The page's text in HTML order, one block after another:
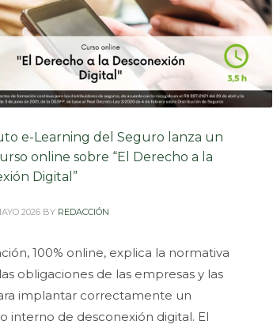
e-Learning del Seguro lanza un
online sobre “El Derecho a la
Digital”
2026 BY REDACCIÓN
100% online, explica la normativa
obligaciones de las empresas y las
implantar correctamente un
interno de desconexión digital. El